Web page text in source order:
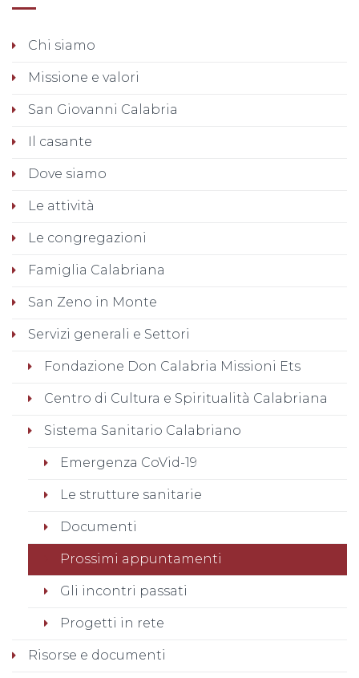
Chi siamo
Missione e valori
San Giovanni Calabria
Il casante
Dove siamo
Le attività
Le congregazioni
Famiglia Calabriana
San Zeno in Monte
Servizi generali e Settori
Fondazione Don Calabria Missioni Ets
Centro di Cultura e Spiritualità Calabriana
Sistema Sanitario Calabriano
Emergenza CoVid-19
Le strutture sanitarie
Documenti
Prossimi appuntamenti
Gli incontri passati
Progetti in rete
Risorse e documenti